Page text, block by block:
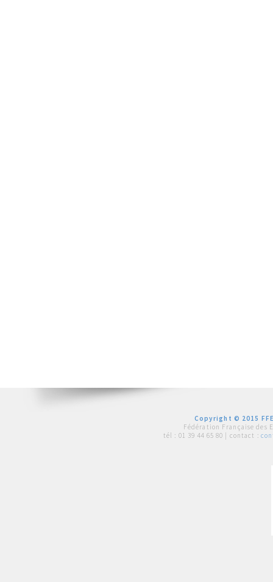
Copyright © 2015
Fédération Française des
tél : 01 39 44 65 80 | contact :